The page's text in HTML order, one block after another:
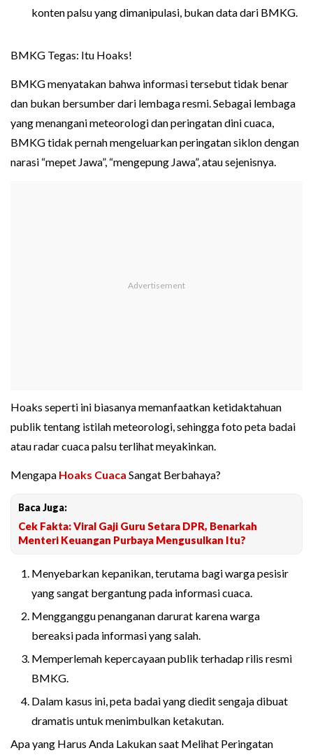
konten palsu yang dimanipulasi, bukan data dari BMKG.
BMKG Tegas: Itu Hoaks!
BMKG menyatakan bahwa informasi tersebut tidak benar
dan bukan bersumber dari lembaga resmi. Sebagai lembaga
yang menangani meteorologi dan peringatan dini cuaca,
BMKG tidak pernah mengeluarkan peringatan siklon dengan
narasi “mepet Jawa”, “mengepung Jawa”, atau sejenisnya.
Hoaks seperti ini biasanya memanfaatkan ketidaktahuan
publik tentang istilah meteorologi, sehingga foto peta badai
atau radar cuaca palsu terlihat meyakinkan.
Mengapa Hoaks Cuaca Sangat Berbahaya?
Baca Juga:
Cek Fakta: Viral Gaji Guru Setara DPR, Benarkah
Menteri Keuangan Purbaya Mengusulkan Itu?
Menyebarkan kepanikan, terutama bagi warga pesisir
yang sangat bergantung pada informasi cuaca.
Mengganggu penanganan darurat karena warga
bereaksi pada informasi yang salah.
Memperlemah kepercayaan publik terhadap rilis resmi
BMKG.
Dalam kasus ini, peta badai yang diedit sengaja dibuat
dramatis untuk menimbulkan ketakutan.
Apa yang Harus Anda Lakukan saat Melihat Peringatan